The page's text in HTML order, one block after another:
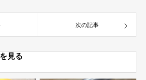
次の記事
見る